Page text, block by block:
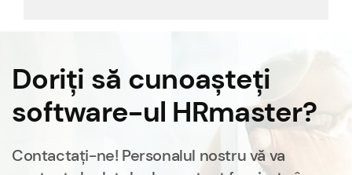
Doriți să cunoașteți
software-ul HRmaster?
Contactați-ne! Personalul nostru vă va